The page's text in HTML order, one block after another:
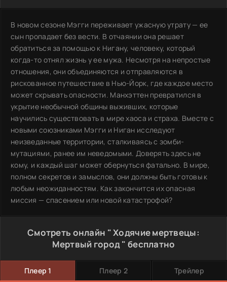
В новом сезоне Мэгги переживает ужасную утрату — ее
сын пропадает без вести. В отчаянии она решает
обратиться за помощью к Нигану, человеку, который
когда-то отнял жизнь у ее мужа. Несмотря на непростые
отношения, они объединяются и отправляются в
рискованное путешествие в Нью-Йорк, где каждое место
может скрывать опасности. Манхэттен превратился в
укрытие необычной общины выживших, которые
научились существовать в мире хаоса и страха. Вместе с
новыми союзниками Мэгги и Ниган исследуют
неизведанные территории, сталкиваясь с зомби-
мутациями, ранее им неведомыми. Доверять здесь не
кому, и каждый шаг может обернуться фатально. В мире,
полном секретов и замыслов, они должны быть готовы к
любым неожиданностям. Как закончится их опасная
миссия — спасением или новой катастрофой?
Смотреть онлайн " Ходячие мертвецы:
Мертвый город " бесплатно
Плеер 1 Плеер 2 Трейлер